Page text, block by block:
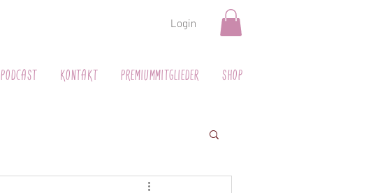
Login
Podcast Kontakt Premiummitglieder Shop